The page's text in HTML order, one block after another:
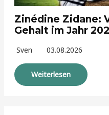
Zinédine Zidane:
Gehalt im Jahr
Sven 03.08.2026
Weiterlesen